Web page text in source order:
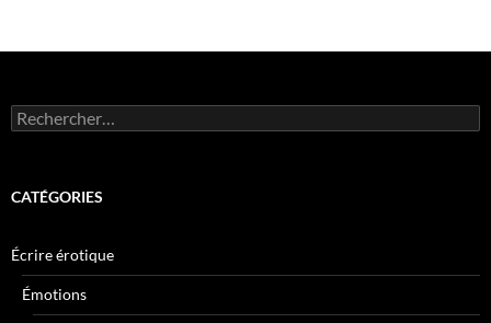
Rechercher :
CATÉGORIES
Écrire érotique
Émotions